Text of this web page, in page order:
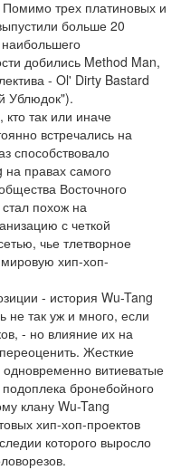
трех платиновых и
больше 20
добились Method Man,
- Ol' Dirty Bastard
Ублюдок").
так или иначе
встречались на
способствовало
правах самого
Восточного
похож на
с четкой
чье тлетворное
хип-хоп-
- история Wu-Tang
не так уж и много, если
- но влияние их на
Жесткие
витиеватые
бронебойного
клану Wu-Tang
хип-хоп-проектов
которого выросло